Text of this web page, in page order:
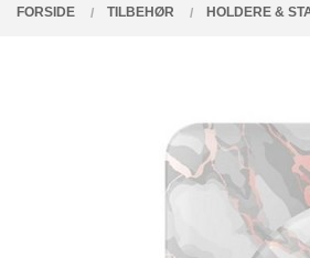
FORSIDE TILBEHØR HOLDERE &